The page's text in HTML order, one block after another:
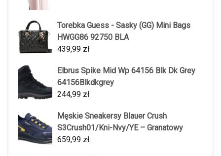
Torebka Guess - Sasky (GG) Mini Bags
HWGG86 92750 BLA
439,99 zł
Elbrus Spike Mid Wp 64156 Blk Dk Grey
64156Blkdkgrey
244,99 zł
Męskie Sneakersy Blauer Crush
S3Crush01/Kni-Nvy/YE – Granatowy
659,99 zł